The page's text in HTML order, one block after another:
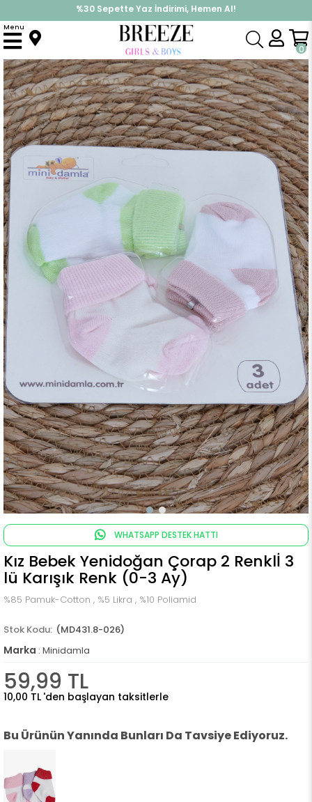
%30 Sepette Yaz İndirimi, Hemen Al!
İndirimlere ek %10 İndirimi Kap, Hemen Üye Ol!
0
Menu
Anasayfa Yenidoğan Çorap
WHATSAPP DESTEK HATTI
Kız Bebek Yenidoğan Çorap 2 Renklİ 3
lü Karışık Renk (0-3 Ay)
%85 Pamuk-Cotton , %5 Likra , %10 Poliamid
(MD431.8-026)
Marka : Minidamla
59,99 TL
10,00 TL 'den başlayan taksitlerle
Bu Ürünün Yanında Bunları Da Tavsiye Ediyoruz.